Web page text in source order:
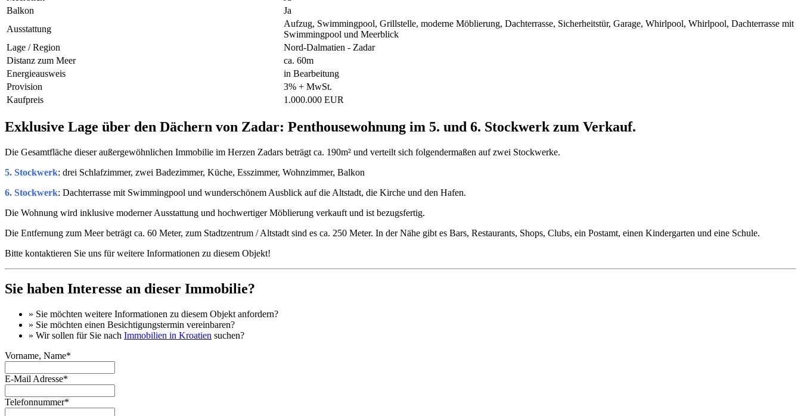
Balkon
Ja
Ausstattung
Aufzug, Swimmingpool, Grillstelle, moderne Möblierung, Dachterrasse, Sicherheitstür, Garage, Whirlpool, Whirlpool, Dachterrasse mit
Swimmingpool und Meerblick
Lage / Region
Nord-Dalmatien - Zadar
Distanz zum Meer
ca. 60m
Energieausweis
in Bearbeitung
Provision
3% + MwSt.
Kaufpreis
1.000.000 EUR
Exklusive Lage über den Dächern von Zadar: Penthousewohnung im 5. und 6. Stockwerk zum Verkauf.
Die Gesamtfläche dieser außergewöhnlichen Immobilie im Herzen Zadars beträgt ca. 190m² und verteilt sich folgendermaßen auf zwei Stockwerke.
5. Stockwerk: drei Schlafzimmer, zwei Badezimmer, Küche, Esszimmer, Wohnzimmer, Balkon
6. Stockwerk: Dachterrasse mit Swimmingpool und wunderschönem Ausblick auf die Altstadt, die Kirche und den Hafen.
Die Wohnung wird inklusive moderner Ausstattung und hochwertiger Möblierung verkauft und ist bezugsfertig.
Die Entfernung zum Meer beträgt ca. 60 Meter, zum Stadtzentrum / Altstadt sind es ca. 250 Meter. In der Nähe gibt es Bars, Restaurants, Shops, Clubs, ein Postamt, einen Kindergarten und eine Schule.
Bitte kontaktieren Sie uns für weitere Informationen zu diesem Objekt!
Sie haben Interesse an dieser Immobilie?
» Sie möchten weitere Informationen zu diesem Objekt anfordern?
» Sie möchten einen Besichtigungstermin vereinbaren?
» Wir sollen für Sie nach Immobilien in Kroatien suchen?
Vorname, Name*
E-Mail Adresse*
Telefonnummer*